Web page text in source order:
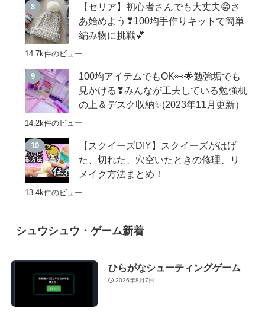
【セリア】初心者さんでも大丈夫😁さ
あ始めよう❣100均手作りキットで簡単
編み物に挑戦💕
14.7k件のビュー
100均アイテムでもOK👀🌟勉強垢でも
見かける❣みんなが工夫している勉強机
の上＆デスク収納✨(2023年11月更新）
14.2k件のビュー
【スクイーズDIY】スクイーズがはげ
た、切れた、穴空いたときの修理、リ
メイク方法まとめ！
13.4k件のビュー
シュウシュウ・ゲーム新着
ひらがなシューティングゲーム
2026年8月7日